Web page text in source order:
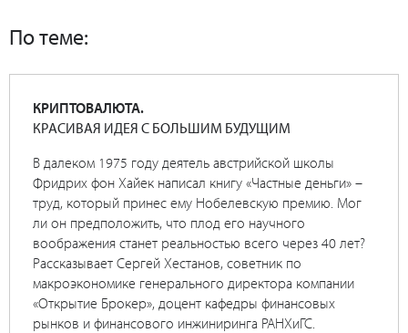
По теме:
КРИПТОВАЛЮТА.
КРАСИВАЯ ИДЕЯ С БОЛЬШИМ БУДУЩИМ
В далеком 1975 году деятель австрийской школы
Фридрих фон Хайек написал книгу «Частные деньги» –
труд, который принес ему Нобелевскую премию. Мог
ли он предположить, что плод его научного
воображения станет реальностью всего через 40 лет?
Рассказывает Сергей Хестанов, советник по
макроэкономике генерального директора компании
«Открытие Брокер», доцент кафедры финансовых
рынков и финансового инжиниринга РАНХиГС.